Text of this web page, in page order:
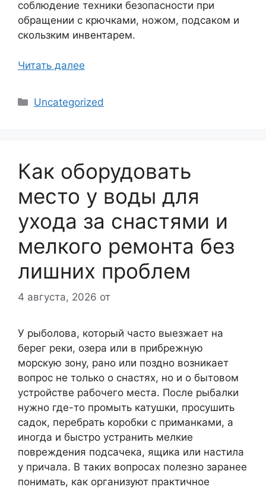
соблюдение техники безопасности при
обращении с крючками, ножом, подсаком и
скользким инвентарем.
Читать далее
Рубрики
Uncategorized
Как оборудовать
место у воды для
ухода за снастями и
мелкого ремонта без
лишних проблем
4 августа, 2026 от
У рыболова, который часто выезжает на
берег реки, озера или в прибрежную
морскую зону, рано или поздно возникает
вопрос не только о снастях, но и о бытовом
устройстве рабочего места. После рыбалки
нужно где-то промыть катушки, просушить
садок, перебрать коробки с приманками, а
иногда и быстро устранить мелкие
повреждения подсачека, ящика или настила
у причала. В таких вопросах полезно заранее
понимать, как организуют практичное